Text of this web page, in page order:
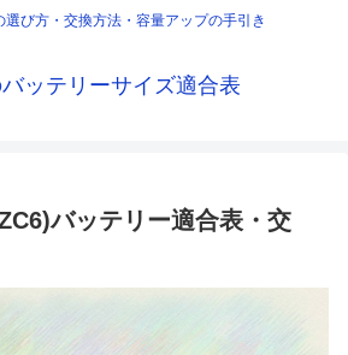
選び方・交換方法・容量アップの手引き
ッテリーサイズ適合表
バッテリー適合表・交